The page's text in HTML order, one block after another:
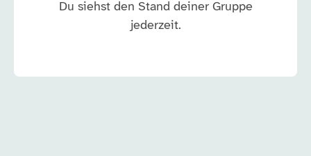
Du siehst den Stand deiner Gruppe
jederzeit.